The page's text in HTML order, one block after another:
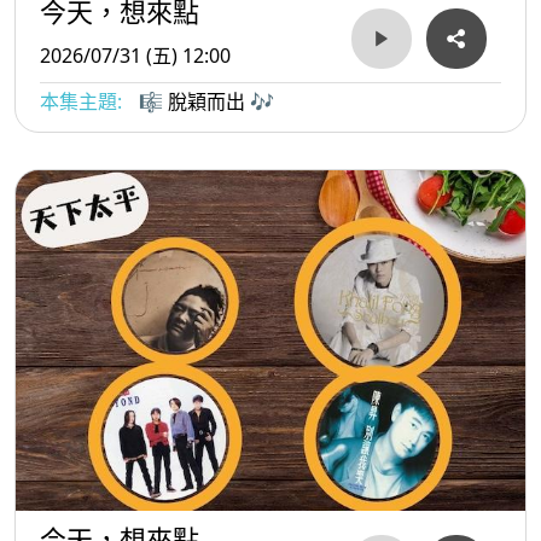
今天，想來點
2026/07/31 (五) 12:00
本集主題:
🎼 脫穎而出 🎶